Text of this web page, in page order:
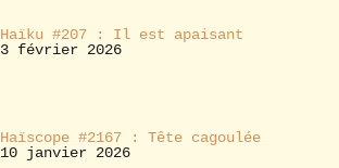
Haïku #207 : Il est apaisant
3 février 2026
Haïscope #2167 : Tête cagoulée
10 janvier 2026